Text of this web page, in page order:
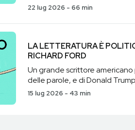
22 lug 2026 - 66 min
LA LETTERATURA È
RICHARD FORD
Un grande scrittore
delle parole, e di Donald Trump
15 lug 2026 - 43 min